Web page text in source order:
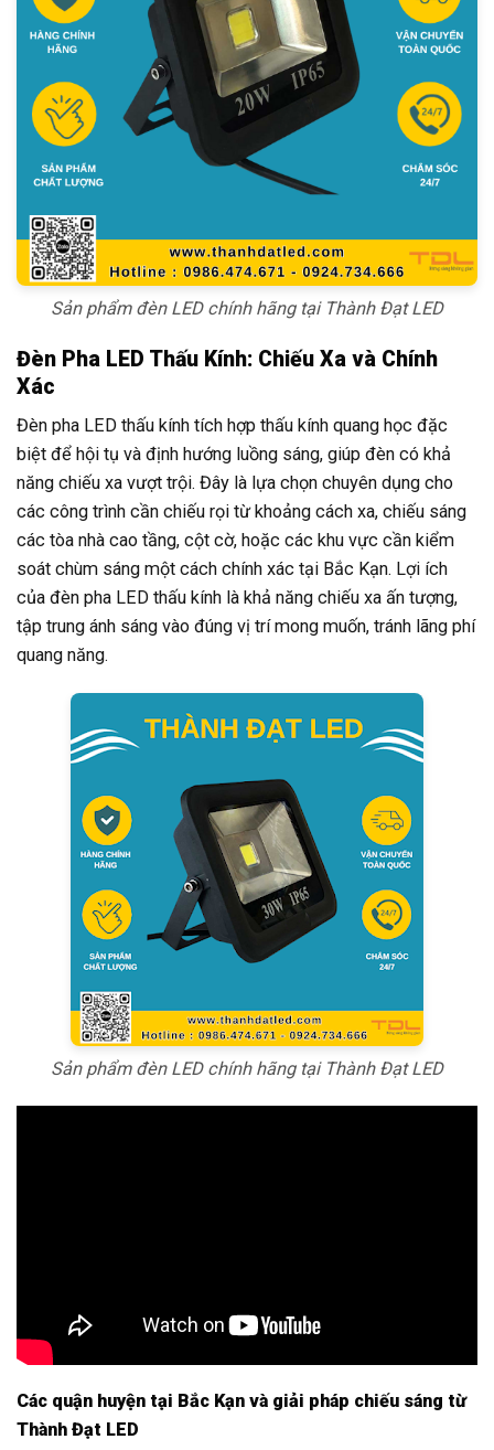
Sản phẩm đèn LED chính hãng tại Thành Đạt LED
Đèn Pha LED Thấu Kính: Chiếu Xa và Chính
Xác
Đèn pha LED thấu kính tích hợp thấu kính quang học đặc
biệt để hội tụ và định hướng luồng sáng, giúp đèn có khả
năng chiếu xa vượt trội. Đây là lựa chọn chuyên dụng cho
các công trình cần chiếu rọi từ khoảng cách xa, chiếu sáng
các tòa nhà cao tầng, cột cờ, hoặc các khu vực cần kiểm
soát chùm sáng một cách chính xác tại Bắc Kạn. Lợi ích
của đèn pha LED thấu kính là khả năng chiếu xa ấn tượng,
tập trung ánh sáng vào đúng vị trí mong muốn, tránh lãng phí
quang năng.
Sản phẩm đèn LED chính hãng tại Thành Đạt LED
Các quận huyện tại Bắc Kạn và giải pháp chiếu sáng từ
Thành Đạt LED